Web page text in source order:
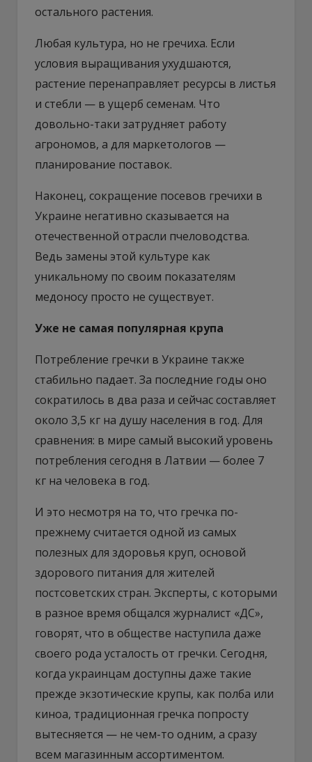
остального растения.
Любая культура, но не гречиха. Если
условия выращивания ухудшаются,
растение перенаправляет ресурсы в листья
и стебли — в ущерб семенам. Что
довольно-таки затрудняет работу
агрономов, а для маркетологов —
планирование поставок.
Наконец, сокращение посевов гречихи в
Украине негативно сказывается на
отечественной отрасли пчеловодства.
Ведь замены этой культуре как
уникальному по своим показателям
медоносу просто не существует.
Уже не самая популярная крупа
Потребление гречки в Украине также
стабильно падает. За последние годы оно
сократилось в два раза и сейчас составляет
около 3,5 кг на душу населения в год. Для
сравнения: в мире самый высокий уровень
потребления сегодня в Латвии — более 7
кг на человека в год.
И это несмотря на то, что гречка по-
прежнему считается одной из самых
полезных для здоровья круп, основой
здорового питания для жителей
постсоветских стран. Эксперты, с которыми
в разное время общался журналист «ДС»,
говорят, что в обществе наступила даже
своего рода усталость от гречки. Сегодня,
когда украинцам доступны даже такие
прежде экзотические крупы, как полба или
киноа, традиционная гречка попросту
вытесняется — не чем-то одним, а сразу
всем магазинным ассортиментом.